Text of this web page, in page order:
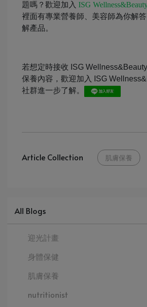
題嗎？歡迎加入 ISG
裡面有專業營養師、美容師為你解
解產品。
若想定時接收 ISG
保養內容，歡迎加入 ISG
社群進一步了解。
Article Collection 肌膚保養
All Blogs
迎光計畫
身體保健
肌膚保養
nutritionist